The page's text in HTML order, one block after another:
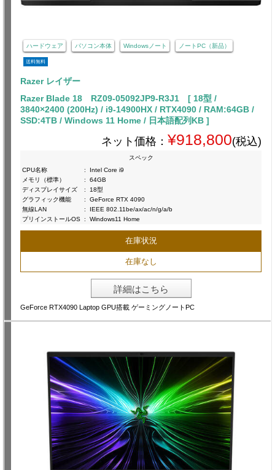
ハードウェア パソコン本体 Windowsノート ノートPC（新品）
送料無料
Razer レイザー
Razer Blade 18 RZ09-05092JP9-R3J1 [ 18型 /
3840×2400 (200Hz) / i9-14900HX / RTX4090 / RAM:64GB /
SSD:4TB / Windows 11 Home / 日本語配列KB ]
ネット価格： ¥918,800(税込)
スペック
CPU名称
:
Intel Core i9
メモリ（標準）
:
64GB
ディスプレイサイズ
:
18型
グラフィック機能
:
GeForce RTX 4090
無線LAN
:
IEEE 802.11be/ax/ac/n/g/a/b
プリインストールOS : Windows11 Home
在庫状況
在庫なし
詳細はこちら
GeForce RTX4090 Laptop GPU搭載 ゲーミングノートPC